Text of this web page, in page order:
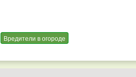
Вредители в огороде